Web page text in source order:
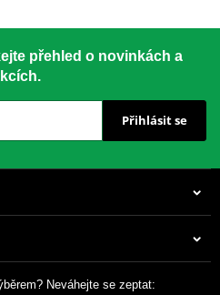
přehled o novinkách a
Přihlásit se
Neváhejte se zeptat: